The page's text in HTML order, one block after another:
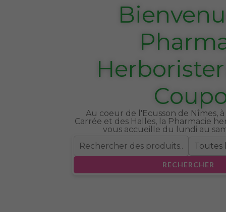
Au coeur de l'Ecusson de Nîmes,
Carrée et des Halles, la Pharmacie
vous accueille du lundi au
RECHERCHER